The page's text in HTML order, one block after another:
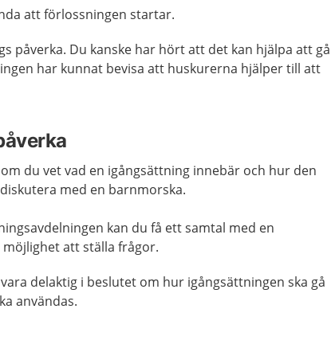
att förlossningen startar.
påverka. Du kanske har hört att det kan hjälpa att gå
har kunnat bevisa att huskurerna hjälper till att
du vet vad en igångsättning innebär och hur den
med en barnmorska.
kan du få ett samtal med en
att ställa frågor.
delaktig i beslutet om hur igångsättningen ska gå
användas.